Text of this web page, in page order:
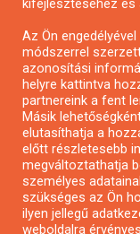
Pályázatok
Pályázatok civil
Pályázatok
Önkormányzati
Mezőgazdasági
Falusi turizmus
kifejlesztéséhez és
Az Ön
módszerrel
azonosítási
helyre kattintva
partnereink a fent
Másik
elutasíthatja a
előtt részletesebb
megváltoztathatja
személyes
szükséges az Ön
ilyen jellegű
weboldalra